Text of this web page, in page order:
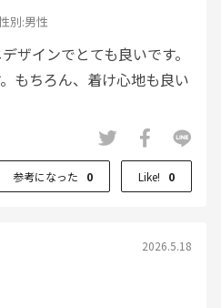
別:男性
ザインでとても良いです。
もちろん、着け心地も良い
参考になった 0 Like! 0
2026.5.18